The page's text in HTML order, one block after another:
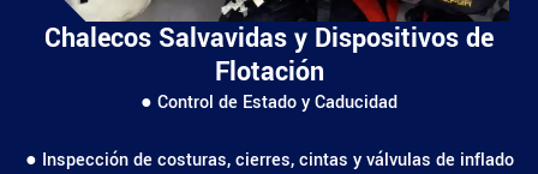
Chalecos Salvavidas y Dispositivos de
Flotación
● Control de Estado y Caducidad
● Inspección de costuras, cierres, cintas y válvulas de inflado